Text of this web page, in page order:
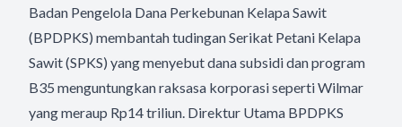
Badan Pengelola Dana Perkebunan Kelapa Sawit
(BPDPKS) membantah tudingan Serikat Petani Kelapa
Sawit (SPKS) yang menyebut dana subsidi dan program
B35 menguntungkan raksasa korporasi seperti Wilmar
yang meraup Rp14 triliun. Direktur Utama BPDPKS